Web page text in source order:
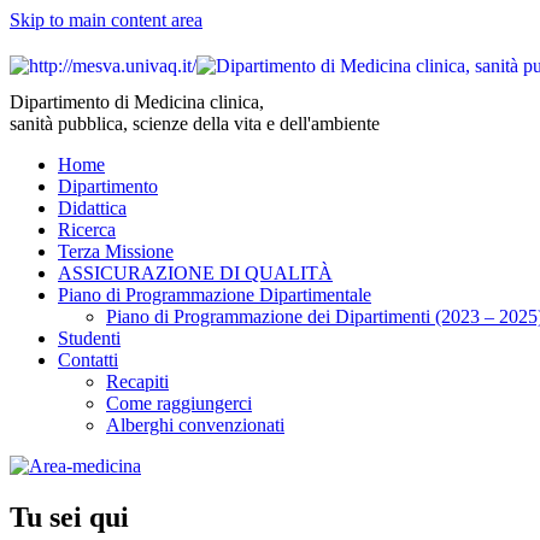
Skip to main content area
Dipartimento di Medicina clinica,
sanità pubblica, scienze della vita e dell'ambiente
Home
Dipartimento
Didattica
Ricerca
Terza Missione
ASSICURAZIONE DI QUALITÀ
Piano di Programmazione Dipartimentale
Piano di Programmazione dei Dipartimenti (2023 –
Studenti
Contatti
Recapiti
Come raggiungerci
Alberghi convenzionati
Tu sei qui